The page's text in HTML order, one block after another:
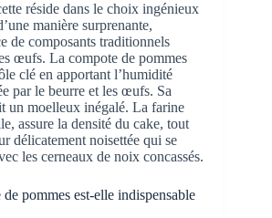
réside dans le choix ingénieux
manière surprenante,
de composants traditionnels
œufs. La compote de pommes
clé en apportant l’humidité
par le beurre et les œufs. Sa
un moelleux inégalé. La farine
assure la densité du cake, tout
délicatement noisettée qui se
les cerneaux de noix concassés.
pommes est-elle indispensable